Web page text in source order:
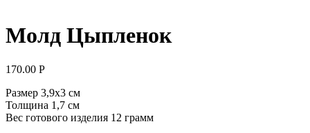
Молд Цыпленок
170.00 Р
Размер 3,9х3 см
Толщина 1,7 см
Вес готового изделия 12 грамм